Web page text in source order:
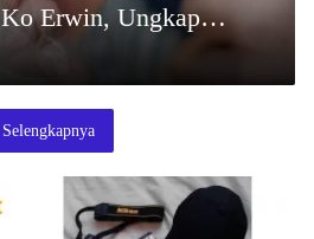
Erwin, Ungkap
Selengkapnya